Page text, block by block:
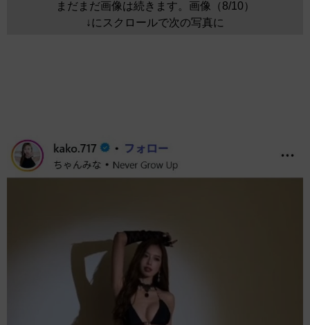
まだまだ画像は続きます。画像（8/10）
↓にスクロールで次の写真に